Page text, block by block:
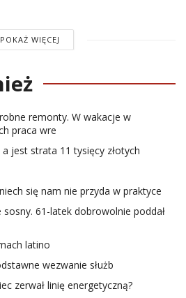
POKAŻ WIĘCEJ
remonty. W wakacje w
praca wre
jest strata 11 tysięcy złotych
się nam nie przyda w praktyce
sosny. 61-latek dobrowolnie poddał
latino
wezwanie służb
zerwał linię energetyczną?